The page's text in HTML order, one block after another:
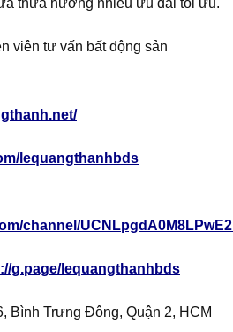
thừa hưởng nhiều ưu đãi tối ưu.
viên tư vấn bất động sản
lequangthanhbds
channel/
g.page/lequangthanhbds
Bình Trưng Đông, Quận 2, HCM